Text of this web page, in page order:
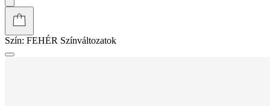
Szín: FEHÉR Színváltozatok